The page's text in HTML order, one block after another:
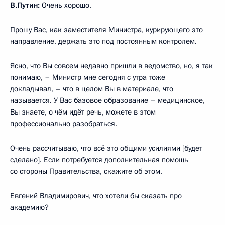
В.Путин: Очень хорошо.
Прошу Вас, как заместителя Министра, курирующего это
направление, держать это под постоянным контролем.
Ясно, что Вы совсем недавно пришли в ведомство, но, я так
понимаю, – Министр мне сегодня с утра тоже
докладывал, – что в целом Вы в материале, что
называется. У Вас базовое образование – медицинское,
Вы знаете, о чём идёт речь, можете в этом
профессионально разобраться.
Очень рассчитываю, что всё это общими усилиями [будет
сделано]. Если потребуется дополнительная помощь
со стороны Правительства, скажите об этом.
Евгений Владимирович, что хотели бы сказать про
академию?